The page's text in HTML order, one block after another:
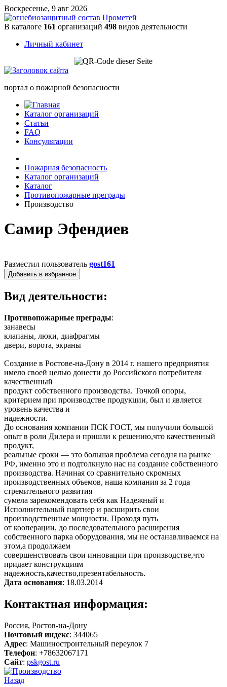
Воскресенье, 9 авг 2026
В каталоге 161 организаций 498 видов деятельности
Личный кабинет
портал о пожарной безопасности
Каталог организаций
Статьи
FAQ
Консультации
Пожарная безопасность
Каталог организаций
Каталог
Противопожарные преграды
Производство
Самир Эфендиев
Разместил пользователь gost161
Добавить в избранное
Вид деятельности:
Противопожарные преграды:
занавесы
клапаны, люки, диафрагмы
двери, ворота, экраны
Создание в Ростове-на-Дону в 2014 г. нашего предприятия
имело своей целью донести до Российского потребителя
качественный
продукт собственного производства. Точкой опоры,
критерием при производстве продукции, был и является
уровень качества и
надежности.
До основания компании ПСК ГОСТ, мы получили большой
опыт в роли Дилера и пришли к решению,что качественный
продукт,
реальные сроки — это большая проблема сегодня на рынке
РФ, именно это и подтолкнуло нас на создание собственного
производства. Начиная со сравнительно скромных
производственных объемов, наша компания за 2 года
стремительного развития
сумела зарекомендовать себя как Надежный и
Исполнительный партнер и расширить свои
производственные мощности. Проходя путь
от кооперации, до последовательного расширения
собственного парка оборудования, мы не останавливаемся на
этом,а продолжаем
совершенствовать свои инновации при производстве,что
придает конструкциям
надежность,качество,презентабельность.
Дата основания: 18.03.2014
Контактная информация:
Россия, Ростов-на-Дону
Почтовый индекс: 344065
Адрес: Машиностроительный переулок 7
Телефон: +78632067171
Сайт: pskgost.ru
Назад